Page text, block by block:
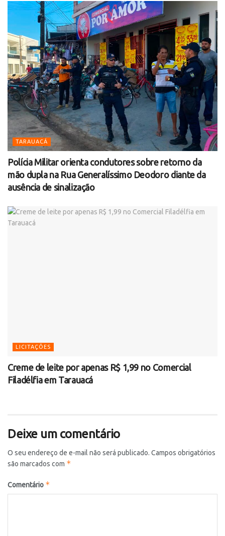
TARAUACÁ
Polícia Militar orienta condutores sobre retorno da
mão dupla na Rua Generalíssimo Deodoro diante da
ausência de sinalização
LICITAÇÕES
Creme de leite por apenas R$ 1,99 no Comercial
Filadélfia em Tarauacá
Deixe um comentário
O seu endereço de e-mail não será publicado. Campos obrigatórios
são marcados com *
Comentário *